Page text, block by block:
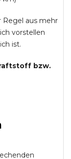
Regel aus mehr
vorstellen
ist.
bzw.